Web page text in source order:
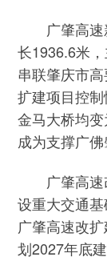
广肇高速
长1936.6米
串联肇庆市
扩建项目控
金马大桥均
成为支撑广佛
广肇高速
设重大交通
广肇高速改
划2027年底建